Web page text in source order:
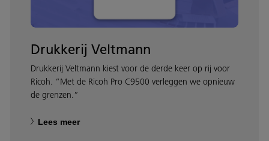
Drukkerij Veltmann
Drukkerij Veltmann kiest voor de derde keer op rij voor
Ricoh. “Met de Ricoh Pro C9500 verleggen we opnieuw
de grenzen.”
Lees meer